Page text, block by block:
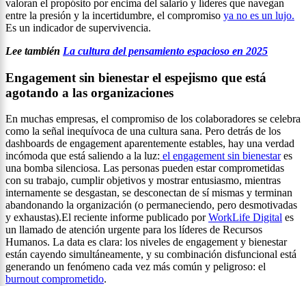
valoran el propósito por encima del salario y líderes que navegan
entre la presión y la incertidumbre, el compromiso ya no es un lujo.
Es un indicador de supervivencia.
Lee también La cultura del pensamiento espacioso en 2025
Engagement sin bienestar el espejismo que está
agotando a las organizaciones
En muchas empresas, el compromiso de los colaboradores se celebra
como la señal inequívoca de una cultura sana. Pero detrás de los
dashboards de engagement aparentemente estables, hay una verdad
incómoda que está saliendo a la luz: el engagement sin bienestares
una bomba silenciosa. Las personas pueden estar comprometidas
con su trabajo, cumplir objetivos y mostrar entusiasmo, mientras
internamente se desgastan, se desconectan de sí mismas y terminan
abandonando la organización (o permaneciendo, pero desmotivadas
y exhaustas).El reciente informe publicado porWorkLife Digital es
un llamado de atención urgente para los líderes de Recursos
Humanos. La data es clara: los niveles de engagement y bienestar
están cayendo simultáneamente, y su combinación disfuncional está
generando un fenómeno cada vez más común y peligroso: el
burnout comprometido.